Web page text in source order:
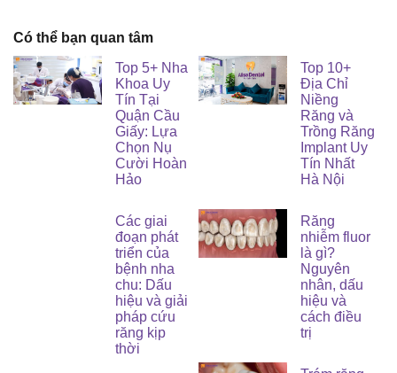
Có thể bạn quan tâm
Top 5+ Nha
Khoa Uy
Tín Tại
Quận Cầu
Giấy: Lựa
Chọn Nụ
Cười Hoàn
Hảo
Top 10+
Địa Chỉ
Niềng
Răng và
Trồng Răng
Implant Uy
Tín Nhất
Hà Nội
Các giai
đoạn phát
triển của
bệnh nha
chu: Dấu
hiệu và giải
pháp cứu
răng kịp
thời
Răng
nhiễm fluor
là gì?
Nguyên
nhân, dấu
hiệu và
cách điều
trị